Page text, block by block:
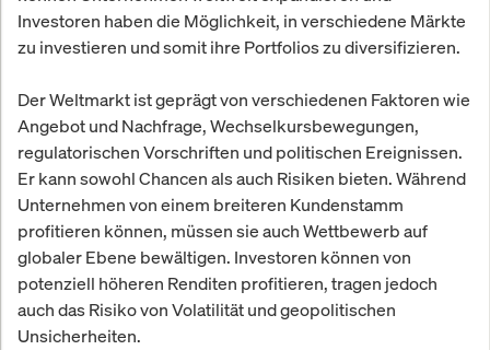
Investoren haben die Möglichkeit, in verschiedene Märkte
zu investieren und somit ihre Portfolios zu diversifizieren.
Der Weltmarkt ist geprägt von verschiedenen Faktoren wie
Angebot und Nachfrage, Wechselkursbewegungen,
regulatorischen Vorschriften und politischen Ereignissen.
Er kann sowohl Chancen als auch Risiken bieten. Während
Unternehmen von einem breiteren Kundenstamm
profitieren können, müssen sie auch Wettbewerb auf
globaler Ebene bewältigen. Investoren können von
potenziell höheren Renditen profitieren, tragen jedoch
auch das Risiko von Volatilität und geopolitischen
Unsicherheiten.